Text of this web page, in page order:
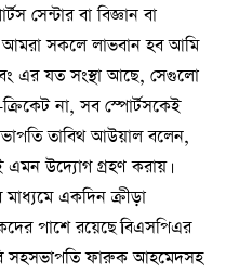
সেন্টার বা বিজ্ঞান বা
আমরা সকলে লাভবান হব আমি
এর যত সংস্থা আছে, সেগুলো
না, সব স্পোর্টসকেই
তাবিথ আউয়াল বলেন,
এমন উদ্যোগ গ্রহণ করায়।
একদিন ক্রীড়া
পাশে রয়েছে।বিএসপিএর
সহসভাপতি ফারুক আহমেদসহ